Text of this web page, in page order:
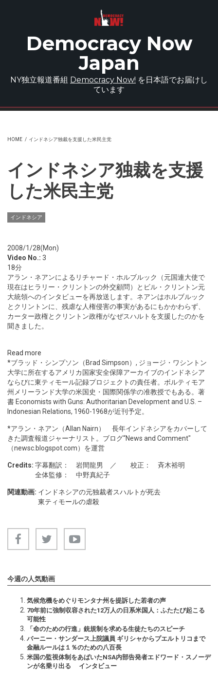
Democracy Now
Japan
NY独立報道番組 Democracy Now! を日本語でお届けし
ています
HOME / インドネシア独裁を支援した米民主党
インドネシア独裁を支援
した米民主党
インドネシア
2008/1/28(Mon)
Video No.: 3
18分
アラン・ネアンによるリチャード・ホルブルック（元国連大使で
現在はヒラリー・クリントンの外交顧問）とビル・クリントン元
大統領へのインタビューを再放送します。ネアンはホルブルック
とクリントンに、残虐な人権侵害の事実があるにもかかわらず、
カーター政権とクリントン政権がなぜスハルトを支援したのかを
聞きました。
Read more
*ブラッド・シンプソン（Brad Simpson）, ジョージ・ワシントン
大学に所在するアメリカ国家安全保障アーカイブのインドネシア
ならびに東ティモール記録プロジェクトの責任者。ボルティモア
州メリーランド大学の米国史・国際関係学の准教授でもある。著
書 Economists with Guns: Authoritarian Development and U.S. –
Indonesian Relations, 1960-1968が近刊予定。
*アラン・ネアン（Allan Nairn） 長年インドネシアをカバーして
きた調査報道ジャーナリスト。ブログ“News and Comment"
（newsc.blogspot.com）を運営
Credits: 字幕翻訳： 岩間龍男 ／ 校正： 斉木裕明
全体監修： 中野真紀子
関連動画: インドネシアの元独裁者スハルトが死去
東ティモールの虐殺
今週の人気動画
気候危機をめぐりモンタナ州を提訴した若者の声
70年前に強制収容された12万人の日系米国人：ふたたび起こる
可能性
「命のための行進」銃規制を求める生徒たちのスピーチ
バーニー・サンダース上院議員 ギリシャからプエルトリコまで
金融ルールは１％のための八百長
米国の監視体制をあばいたNSA内部告発者エドワード・スノーデ
ンが名乗り出る インタビュー